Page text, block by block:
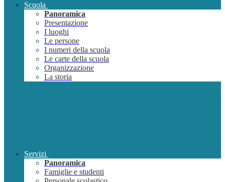
Scuola
Panoramica
Presentazione
I luoghi
Le persone
I numeri della scuola
Le carte della scuola
Organizzazione
La storia
Servizi
Panoramica
Famiglie e studenti